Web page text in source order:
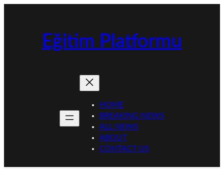
Eğitim Platformu
HOME
BREAKING NEWS
ALL NEWS
ABOUT
CONTACT US